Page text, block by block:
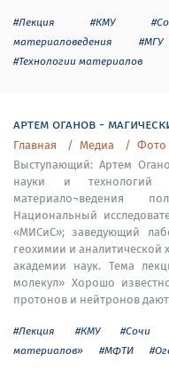
#Лекция #КМУ
материаловедения
#МГУ
#Технологии материалов
артем оганов -
Главная Медиа
Фото
Выступающий: Артем
науки и технологий
материало¬ведения
Национальный
«МИСиС»; заведующий
геохимии и аналитической
академии наук. Тема
молекул» Хорошо
протонов и нейтронов
#Лекция #КМУ #Сочи
материалов»
#МФТИ